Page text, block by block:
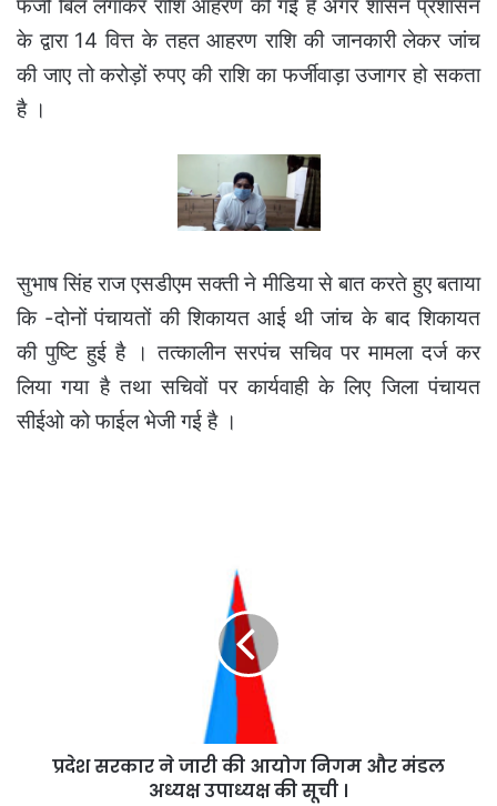
फर्जी बिल लगाकर राशि आहरण की गई है अगर शासन प्रशासन
के द्वारा 14 वित्त के तहत आहरण राशि की जानकारी लेकर जांच
की जाए तो करोड़ों रुपए की राशि का फर्जीवाड़ा उजागर हो सकता
है ।
सुभाष सिंह राज एसडीएम सक्ती ने मीडिया से बात करते हुए बताया
कि -दोनों पंचायतों की शिकायत आई थी जांच के बाद शिकायत
की पुष्टि हुई है । तत्कालीन सरपंच सचिव पर मामला दर्ज कर
लिया गया है तथा सचिवों पर कार्यवाही के लिए जिला पंचायत
सीईओ को फाईल भेजी गई है ।
प्रदेश सरकार ने जारी की आयोग निगम और मंडल
अध्यक्ष उपाध्यक्ष की सूची ।